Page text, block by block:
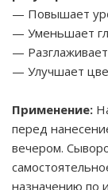
— Повышает
— Уменьшает
—
— Улучшает
Применение:
перед
вечером.
назначению по